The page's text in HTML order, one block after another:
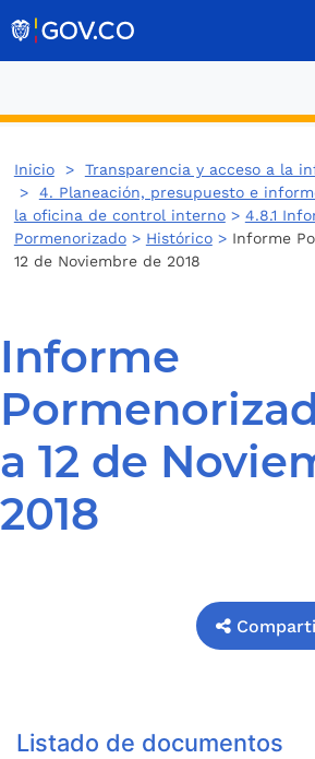
Inicio> Transparencia y acceso a la
> 4. Planeación, presupuesto e
la oficina de control interno> 4.8.1
Pormenorizado> Histórico>Informe
12 de Noviembre de 2018
Informe
a 12 de
2018
Listado de documentos